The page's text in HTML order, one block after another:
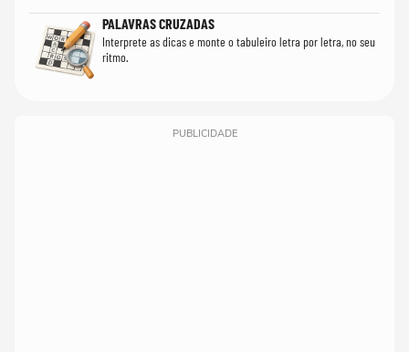
PALAVRAS CRUZADAS
Interprete as dicas e monte o tabuleiro letra por letra, no seu
ritmo.
PUBLICIDADE